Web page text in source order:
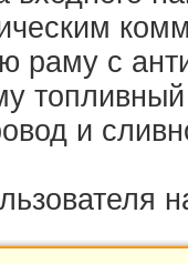
раму с
топливный
и